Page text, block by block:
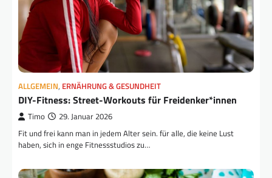
ALLGEMEIN, ERNÄHRUNG & GESUNDHEIT
DIY-Fitness: Street-Workouts für Freidenker*innen
Timo 29. Januar 2026
Fit und frei kann man in jedem Alter sein. für alle, die keine Lust
haben, sich in enge Fitnessstudios zu…